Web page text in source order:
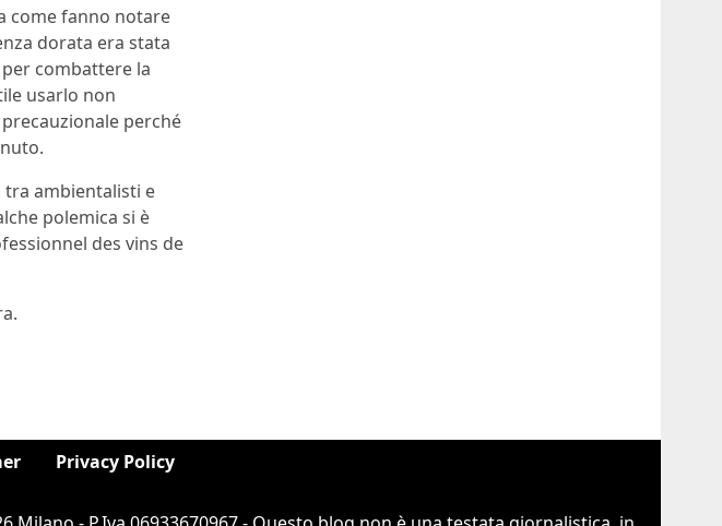
come fanno notare
dorata era stata
combattere la
usarlo non
perché
tra ambientalisti e
polemica si è
des vins de
Privacy Policy